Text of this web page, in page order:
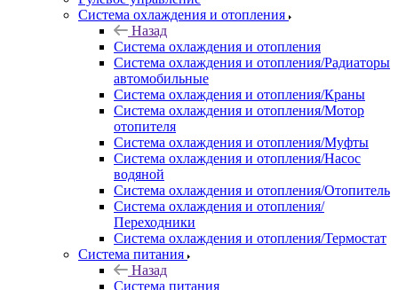
Система охлаждения и отопления
Назад
Система охлаждения и отопления
Система охлаждения и отопления/Радиаторы
автомобильные
Система охлаждения и отопления/Краны
Система охлаждения и отопления/Мотор
отопителя
Система охлаждения и отопления/Муфты
Система охлаждения и отопления/Насос
водяной
Система охлаждения и отопления/Отопитель
Система охлаждения и отопления/
Переходники
Система охлаждения и отопления/Термостат
Система питания
Назад
Система питания